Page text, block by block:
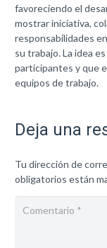
favoreciendo el
mostrar iniciativa,
responsabilidades
su trabajo. La idea
participantes y que
equipos de trabajo.
Deja una
Tu dirección de
obligatorios están